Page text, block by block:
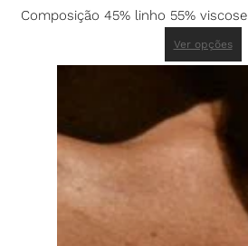
Composição 45% linho 55% viscose
Ver opções